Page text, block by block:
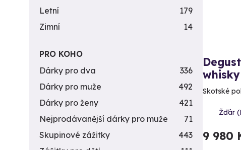
Skotské
Žďár
9 980
Letní
179
Zimní
14
PRO KOHO
Dárky pro dva
336
Dárky pro muže
492
Dárky pro ženy
421
Nejprodávanější dárky pro muže
71
Skupinové zážitky
443